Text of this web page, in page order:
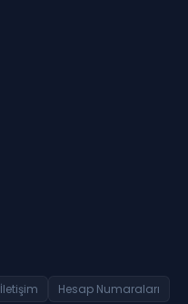
İletişim Hesap Numaraları